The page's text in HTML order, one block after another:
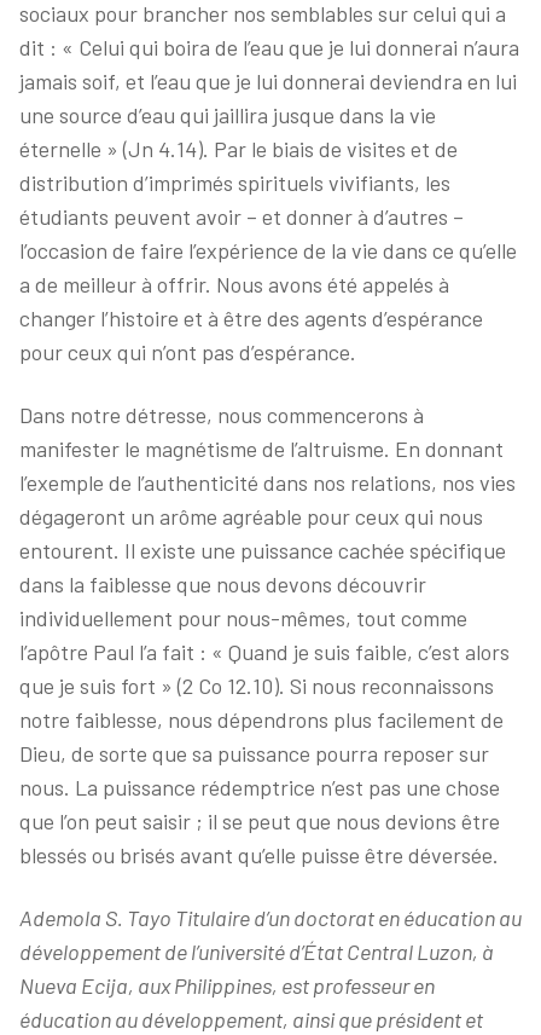
sociaux pour brancher nos semblables sur celui qui a
dit : « Celui qui boira de l’eau que je lui donnerai n’aura
jamais soif, et l’eau que je lui donnerai deviendra en lui
une source d’eau qui jaillira jusque dans la vie
éternelle » (Jn 4.14). Par le biais de visites et de
distribution d’imprimés spirituels vivifiants, les
étudiants peuvent avoir – et donner à d’autres –
l’occasion de faire l’expérience de la vie dans ce qu’elle
a de meilleur à offrir. Nous avons été appelés à
changer l’histoire et à être des agents d’espérance
pour ceux qui n’ont pas d’espérance.
Dans notre détresse, nous commencerons à
manifester le magnétisme de l’altruisme. En donnant
l’exemple de l’authenticité dans nos relations, nos vies
dégageront un arôme agréable pour ceux qui nous
entourent. Il existe une puissance cachée spécifique
dans la faiblesse que nous devons découvrir
individuellement pour nous-mêmes, tout comme
l’apôtre Paul l’a fait : « Quand je suis faible, c’est alors
que je suis fort » (2 Co 12.10). Si nous reconnaissons
notre faiblesse, nous dépendrons plus facilement de
Dieu, de sorte que sa puissance pourra reposer sur
nous. La puissance rédemptrice n’est pas une chose
que l’on peut saisir ; il se peut que nous devions être
blessés ou brisés avant qu’elle puisse être déversée.
Ademola S. Tayo Titulaire d’un doctorat en éducation au
développement de l’université d’État Central Luzon, à
Nueva Ecija, aux Philippines, est professeur en
éducation au développement, ainsi que président et